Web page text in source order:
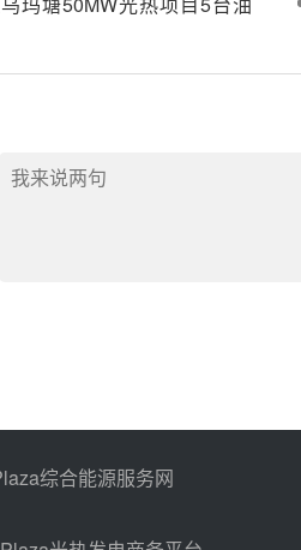
综合能源服务网